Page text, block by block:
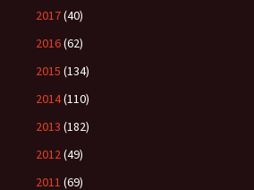
2017(40)
2016(62)
2015 (134)
2014(110)
2013 (182)
2012(49)
2011 (69)